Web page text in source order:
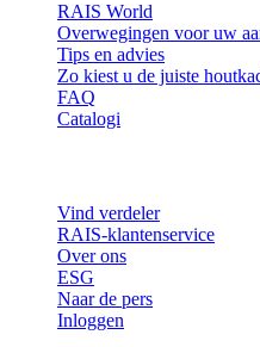
RAIS World
Overwegingen voor uw
Tips en advies
Zo kiest u de juiste
FAQ
Catalogi
Vind verdeler
RAIS-klantenservice
Over ons
ESG
Naar de pers
Inloggen